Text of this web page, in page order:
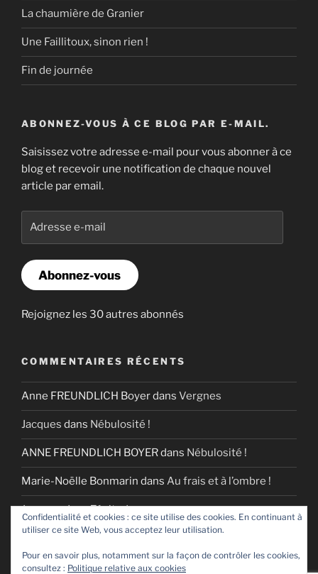
La chaumière de Granier
Une Faillitoux, sinon rien !
Fin de journée
ABONNEZ-VOUS À CE BLOG PAR E-MAIL.
Saisissez votre adresse e-mail pour vous abonner à ce
blog et recevoir une notification de chaque nouvel
article par email.
Abonnez-vous
Rejoignez les 30 autres abonnés
COMMENTAIRES RÉCENTS
Anne FREUNDLICH Boyerdans Vergnes
Jacques dans Nébulosité !
ANNE FREUNDLICH BOYERdans Nébulosité !
Marie-Noëlle Bonmarin dans Au frais et à l’ombre !
JacquesdansZénitude
Confidentialité et cookies : ce site utilise des cookies. En continuant à
utiliser ce site Web, vous acceptez leur utilisation.
Pour en savoir plus, notamment sur la façon de contrôler les cookies,
consultez : Politique relative aux cookies